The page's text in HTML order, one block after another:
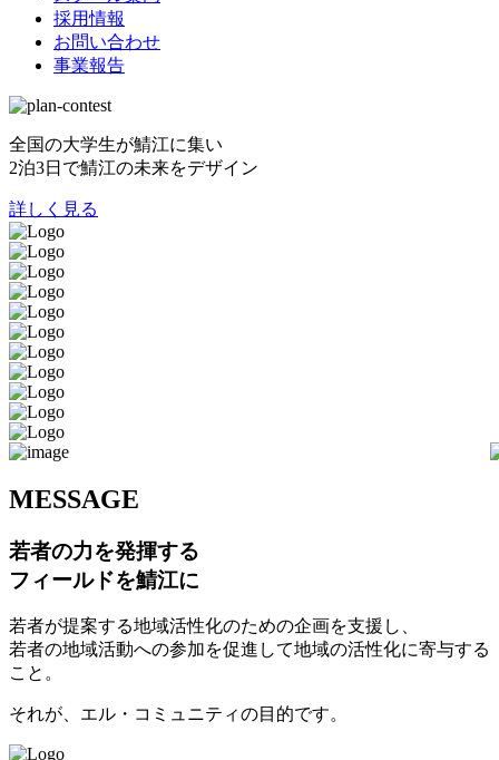
採用情報
お問い合わせ
事業報告
全国の大学生が鯖江に集い
2泊3日で鯖江の未来をデザイン
詳しく見る
MESSAGE
若者の力を発揮する
フィールドを鯖江に
若者が提案する地域活性化のための企画を支援し、
若者の地域活動への参加を促進して地域の活性化に寄与する
こと。
それが、エル・コミュニティの目的です。